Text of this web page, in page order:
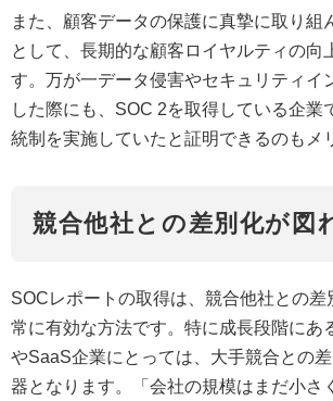
また、顧客データの保護に真摯に取り組
として、長期的な顧客ロイヤルティの向
す。万が一データ侵害やセキュリティイ
した際にも、SOC 2を取得している企業
統制を実施していたと証明できるのもメ
競合他社との差別化が図
SOCレポートの取得は、競合他社との差
常に有効な方法です。特に成長段階にあ
やSaaS企業にとっては、大手競合との
器となります。「会社の規模はまだ小さ